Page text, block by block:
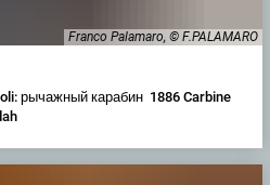
Franco Palamaro, © F.PALAMARO
рычажный карабин 1886 Carbine